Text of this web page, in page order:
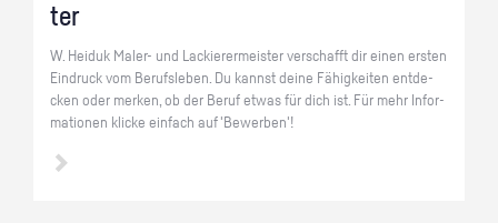
ter
W. Hei­duk Ma­ler- und La­ckie­rer­meis­ter ver­schafft dir einen ers­ten
Ein­druck vom Be­rufs­le­ben. Du kannst deine Fä­hig­kei­ten ent­de­
cken oder mer­ken, ob der Beruf etwas für dich ist. Für mehr In­for­
ma­tio­nen kli­cke ein­fach auf 'Be­wer­ben'!